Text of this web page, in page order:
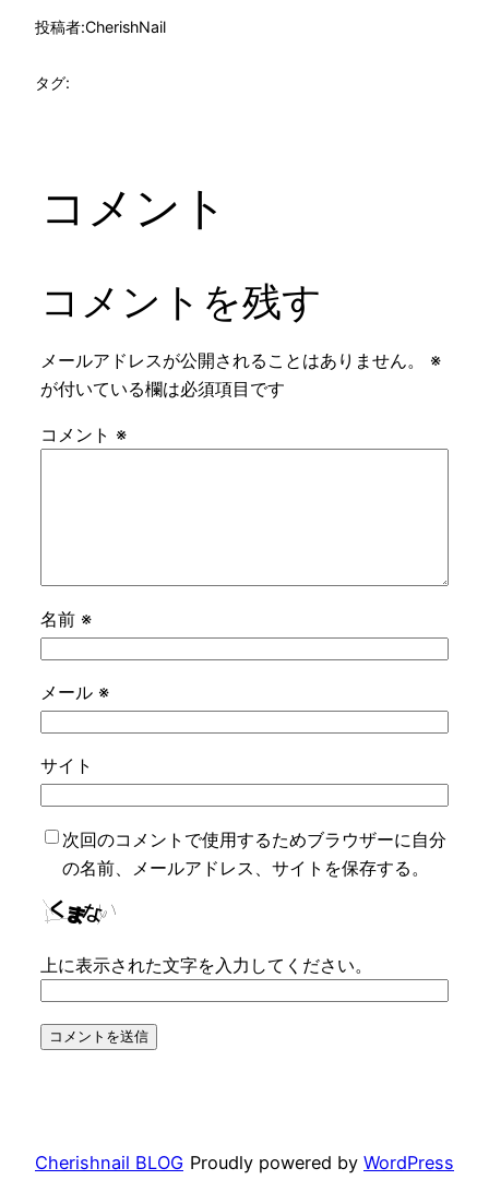
投稿者:CherishNail
タグ:
コメント
コメントを残す
メールアドレスが公開されることはありません。
※
が付いている欄は必須項目です
コメント ※
名前 ※
メール ※
サイト
次回のコメントで使用するためブラウザーに自分
の名前、メールアドレス、サイトを保存する。
上に表示された文字を入力してください。
Cherishnail BLOG Proudly powered by WordPress